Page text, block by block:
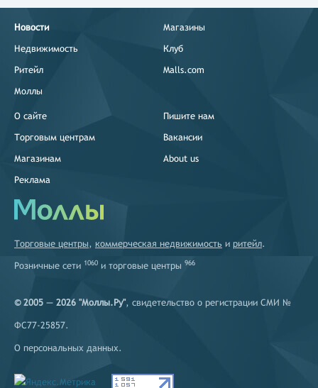
Новости
Недвижимость
Ритейл
Моллы
Магазины
Клуб
Malls.com
О сайте
Торговым центрам
Магазинам
Реклама
Пишите нам
Вакансии
About us
Торговые центры, коммерческая недвижимость и ритейл.
Розничные сети 1060 и торговые центры 966
© 2005 — 2026 "Моллы.Ру", свидетельство о регистрации СМИ №
ФС77-25857.
О персональных данных.